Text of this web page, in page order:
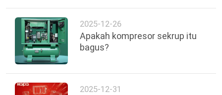
2025-12-26
Apakah kompresor sekrup itu
bagus?
2025-12-31